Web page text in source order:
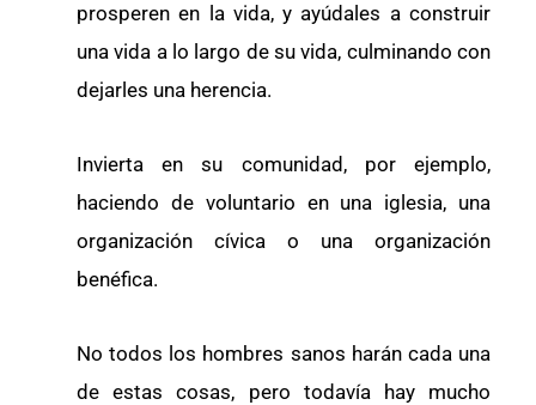
prosperen en la vida, y ayúdales a construir
una vida a lo largo de su vida, culminando con
dejarles una herencia.
Invierta en su comunidad, por ejemplo,
haciendo de voluntario en una iglesia, una
organización cívica o una organización
benéfica.
No todos los hombres sanos harán cada una
de estas cosas, pero todavía hay mucho